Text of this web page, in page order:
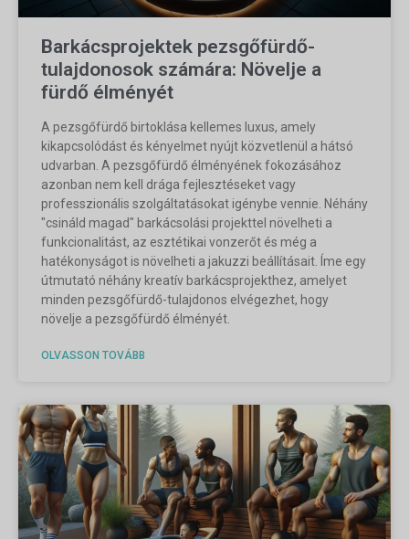
Barkácsprojektek pezsgőfürdő-
tulajdonosok számára: Növelje a
fürdő élményét
A pezsgőfürdő birtoklása kellemes luxus, amely
kikapcsolódást és kényelmet nyújt közvetlenül a hátsó
udvarban. A pezsgőfürdő élményének fokozásához
azonban nem kell drága fejlesztéseket vagy
professzionális szolgáltatásokat igénybe vennie. Néhány
"csináld magad" barkácsolási projekttel növelheti a
funkcionalitást, az esztétikai vonzerőt és még a
hatékonyságot is növelheti a jakuzzi beállításait. Íme egy
útmutató néhány kreatív barkácsprojekthez, amelyet
minden pezsgőfürdő-tulajdonos elvégezhet, hogy
növelje a pezsgőfürdő élményét.
OLVASSON TOVÁBB